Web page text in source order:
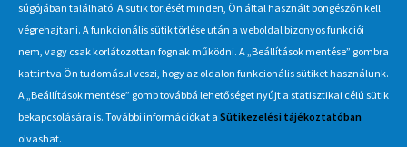
Hírlevél
Iratkozzon fel Beszerzés Hírlevél szolgáltatásunkra, hogy értesüljön
a MÁV-csoport által indított új beszerzési eljárásokról, anyag,
eszközértékesítési akciókról.
Érdekel
súgójában található. A sütik törlését minden, Ön által használt böngészőn kell
végrehajtani. A funkcionális sütik törlése után a weboldal bizonyos funkciói
nem, vagy csak korlátozottan fognak működni. A „Beállítások mentése” gombra
kattintva Ön tudomásul veszi, hogy az oldalon funkcionális sütiket használunk.
A „Beállítások mentése” gomb továbbá lehetőséget nyújt a statisztikai célú sütik
bekapcsolására is. További információkat a Sütikezelési tájékoztatóban
olvashat.